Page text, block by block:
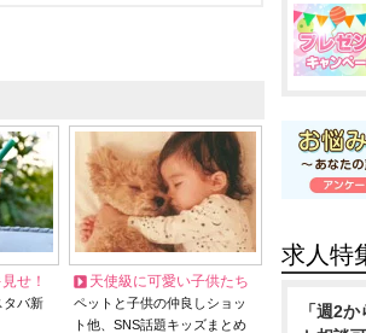
せ！
バ新
天使級に可愛い子供たち
ペットと子供の仲良しショッ
ト他、SNS話題キッズまとめ
求人特
「週2